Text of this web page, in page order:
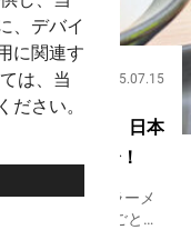
、デバイ
に関連す
は、当
ださい。
2025.07.15
とくる味わい」日本
までをご紹介！
べ物の１つがラーメ
存在し、地域ごとに